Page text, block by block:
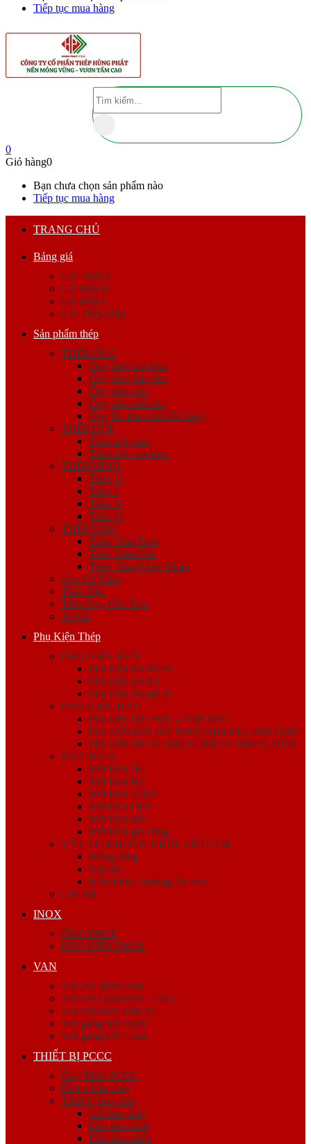
Tiếp tục mua hàng
0
Giỏ hàng0
Bạn chưa chọn sản phẩm nào
Tiếp tục mua hàng
TRANG CHỦ
Bảng giá
Giá Thép I
Giá thép H
Giá thép U
Giá Thép Hộp
Sản phẩm thép
THÉP ỐNG
Ống thép mạ kẽm
Ống thép hàn đen
Ống thép đúc
Ống thép siêu âm
Ống lốc theo đơn đặt hàng
THÉP HỘP
Thép hộp đen
Thép hộp mạ kẽm
THÉP HÌNH
Thép U
Thép I
Thép V
Thép H
THÉP TẤM
Thép Tấm Trơn
Thép Tấm Gân
Thép Tấm Nhập Khẩu
Cọc Cừ Thép
Thép Đặc
Thép Ray Cầu Trục
Xà Gồ
Phụ Kiện Thép
PHỤ KIỆN REN
Phụ kiện ren Mech
Phụ kiện ren K1
Phụ kiện ren giá rẻ
PHỤ KIỆN HÀN
Phụ kiện hàn FKK – Nhật Bản
Phụ Kiện Hàn Jinil bend (Dybend) – Hàn Quốc
Phụ kiện hàn SCH20 SCH40 SCH80 SCH160
MẶT BÍCH
Mặt bích JIS
Mặt bích BS
Mặt bích ANSI
Mặt bích DIN
Mặt bích mù
Mặt bích gia công
VẬT TƯ KHOAN NHỒI, SIÊU ÂM
Măng sông
Nắp bịt
Kẽm buộc, bulong, ốc viss
Cóc nối
INOX
ỐNG INOX
PHỤ KIỆN INOX
VAN
Van ren Minh Hòa
Van ren Giacomini – Italy
Van mặt bích Shin Yi
Van gang hàn Quốc
Van gang Đài Loan
THIẾT BỊ PCCC
Ống Thép PCCC
Bình chữa cháy
Thiết bị báo cháy
Còi báo cháy
Đầu báo khói
Đầu báo nhiệt